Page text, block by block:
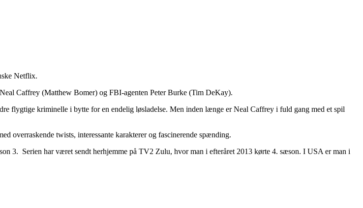
Netflix.
Caffrey (Matthew Bomer) og FBI-agenten Peter Burke (Tim DeKay).
flygtige kriminelle i bytte for en endelig løsladelse. Men inden længe er Neal Caffrey i fuld gang med et spil
overraskende twists, interessante karakterer og fascinerende spænding.
3. Serien har været sendt herhjemme på TV2 Zulu, hvor man i efteråret 2013 kørte 4. sæson. I USA er man i